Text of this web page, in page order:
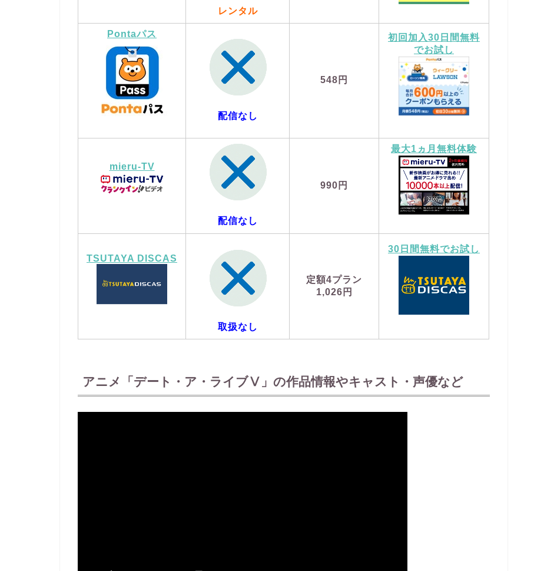
レンタル
Pontaパス
配信なし
548円
初回加入30日間無料
でお試し
mieru-TV
配信なし
990円
最大1ヵ月無料体験
TSUTAYA DISCAS
取扱なし
定額4プラン
1,026円
30日間無料でお試し
アニメ「デート・ア・ライブⅤ」の作品情報やキャスト・声優など